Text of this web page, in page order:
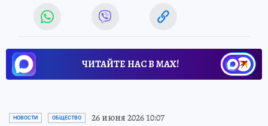
ЧИТАЙТЕ НАС В МАХ!
НОВОСТИ ОБЩЕСТВО 26 июня 2026 10:07